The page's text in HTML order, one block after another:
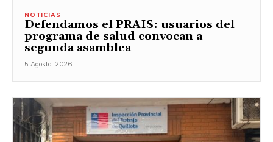
NOTICIAS
Defendamos el PRAIS: usuarios del
programa de salud convocan a
segunda asamblea
5 Agosto, 2026